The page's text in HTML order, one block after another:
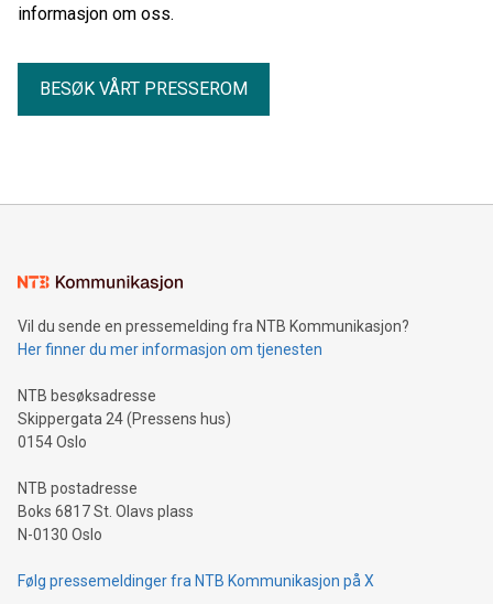
informasjon om oss.
BESØK VÅRT PRESSEROM
Vil du sende en pressemelding fra NTB Kommunikasjon?
Her finner du mer informasjon om tjenesten
NTB besøksadresse
Skippergata 24 (Pressens hus)
0154 Oslo
NTB postadresse
Boks 6817 St. Olavs plass
N-0130 Oslo
Følg pressemeldinger fra NTB Kommunikasjon på X